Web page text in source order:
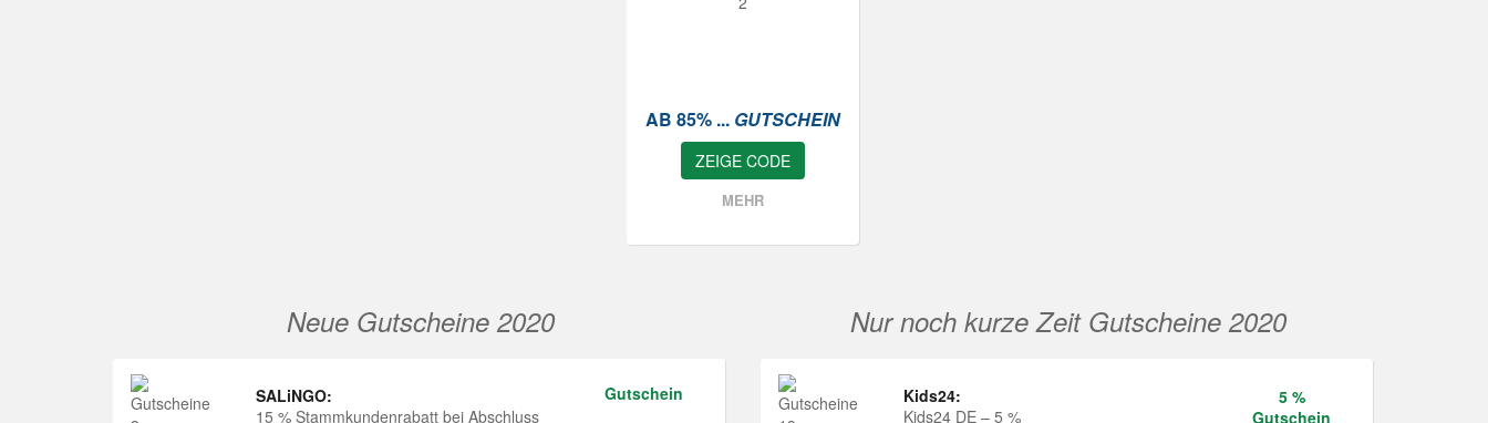
AB 85% ... GUTSCHEIN
ZEIGE CODE
MEHR
Neue Gutscheine 2020
SALiNGO:
15 % Stammkundenrabatt bei Abschluss
Gutschein
Nur noch kurze Zeit Gutscheine 2020
Kids24:
Kids24 DE – 5 %
5 %
Gutschein